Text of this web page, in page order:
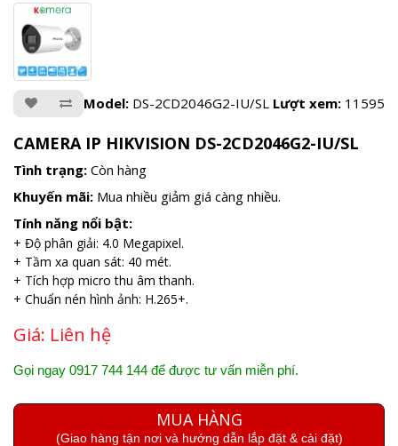
Model: DS-2CD2046G2-IU/SL Lượt xem: 11595
CAMERA IP HIKVISION DS-2CD2046G2-IU/SL
Tình trạng: Còn hàng
Khuyến mãi: Mua nhiều giảm giá càng nhiều.
Tính năng nổi bật:
+ Độ phân giải: 4.0 Megapixel.
+ Tầm xa quan sát: 40 mét.
+ Tích hợp micro thu âm thanh.
+ Chuẩn nén hình ảnh: H.265+.
Giá: Liên hệ
Gọi ngay 0917 744 144 để được tư vấn miễn phí.
MUA HÀNG
(Giao hàng tận nơi và hướng dẫn lắp đặt & cài đặt)